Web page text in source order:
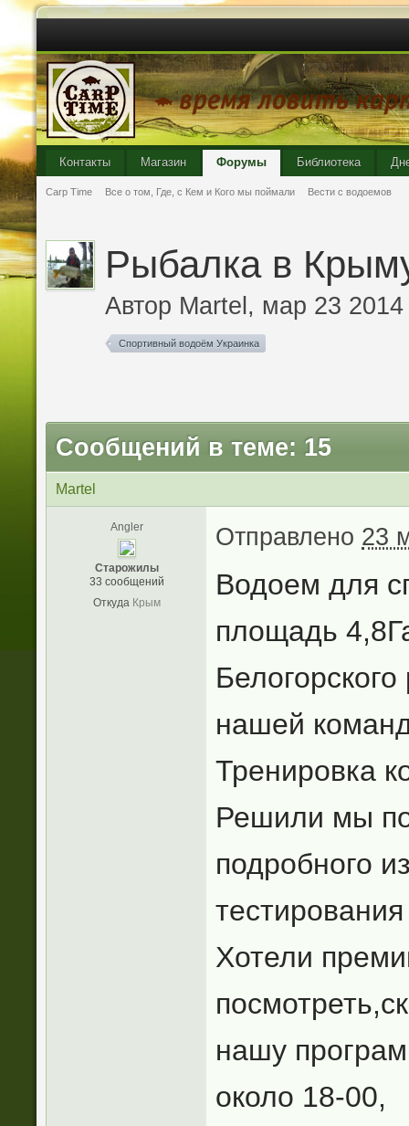
Контакты Магазин Форумы Библиотека
Carp Time Все о том, Где, с Кем и Кого мы поймали Вести с водоемов
Рыбалка в
Автор Martel, мар 23
Спортивный водоём Украинка
Сообщений в теме: 15
Martel
Angler
Старожилы
33 сообщений
Откуда Крым
Отправлено 23
Водоем для
площадь
нашей
Тренировка
Решили мы
подробного
Хотели
нашу
около 18-00,